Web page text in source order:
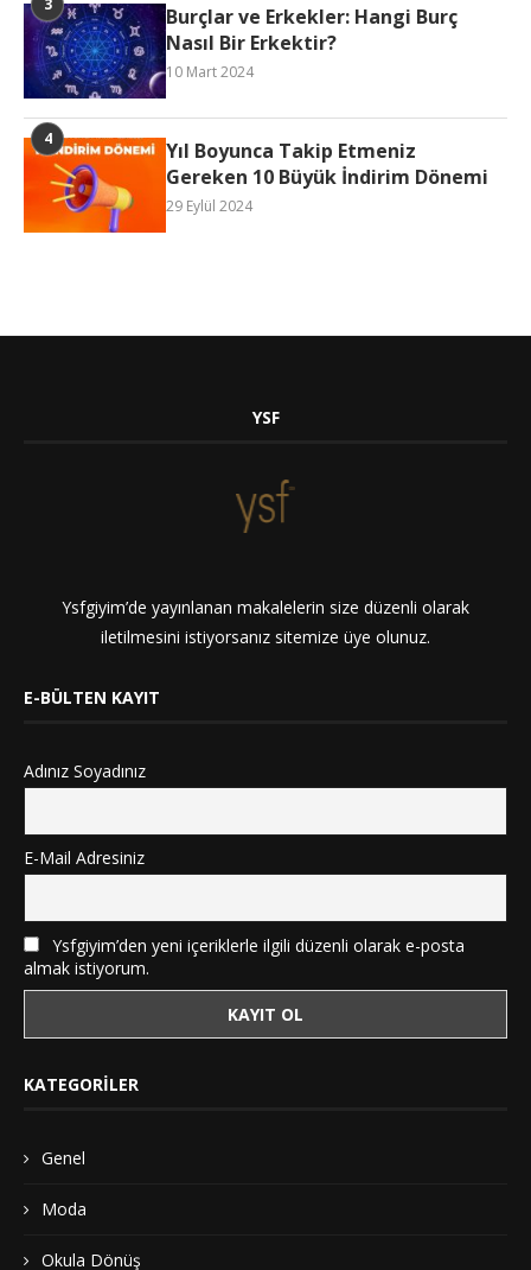
Burçlar ve Erkekler: Hangi Burç
Nasıl Bir Erkektir?
10 Mart 2024
Yıl Boyunca Takip Etmeniz
Gereken 10 Büyük İndirim Dönemi
29 Eylül 2024
YSF
Ysfgiyim’de yayınlanan makalelerin size düzenli olarak
iletilmesini istiyorsanız sitemize üye olunuz.
E-BÜLTEN KAYIT
Adınız Soyadınız
E-Mail Adresiniz
Ysfgiyim’den yeni içeriklerle ilgili düzenli olarak e-posta
almak istiyorum.
KATEGORILER
Genel
Moda
Okula Dönüş